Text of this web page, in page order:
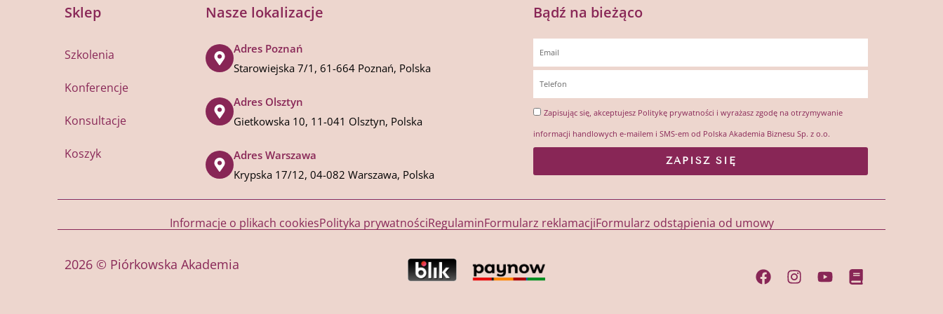
Sklep
Szkolenia
Konferencje
Konsultacje
Koszyk
Nasze lokalizacje
Adres Poznań
Starowiejska 7/1, 61-664 Poznań, Polska
Adres Olsztyn
Gietkowska 10, 11-041 Olsztyn, Polska
Adres Warszawa
Krypska 17/12, 04-082 Warszawa, Polska
Bądź na bieżąco
Zapisując się, akceptujesz Politykę prywatności i wyrażasz zgodę na otrzymywanie
informacji handlowych e-mailem i SMS-em od Polska Akademia Biznesu Sp. z o.o.
ZAPISZ SIĘ
Informacje o plikach cookiesPolityka prywatnościRegulaminFormularz reklamacjiFormularz odstąpienia od umowy
2026 © Piórkowska Akademia Facebook
Instagram
Youtube
Book